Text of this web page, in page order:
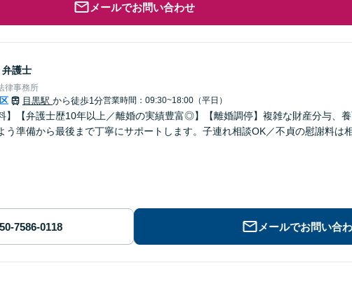
メールでお問い合わせ
弁護士
律事務所
目黒駅 から徒歩1分営業時間：09:30~18:00（平日）
】【弁護士歴10年以上／離婚の実績豊富◎】【離婚調停】複雑な財産分与、
う準備から最後まで丁寧にサポートします。子連れ相談OK／不貞の慰謝料は
メールでお問い合